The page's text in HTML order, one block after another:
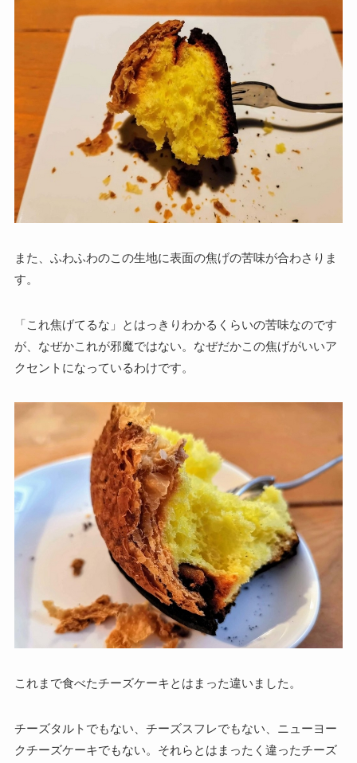
また、ふわふわのこの生地に表面の焦げの苦味が合わさりま
す。
「これ焦げてるな」とはっきりわかるくらいの苦味なのです
が、なぜかこれが邪魔ではない。なぜだかこの焦げがいいア
クセントになっているわけです。
これまで食べたチーズケーキとはまった違いました。
チーズタルトでもない、チーズスフレでもない、ニューヨー
クチーズケーキでもない。それらとはまったく違ったチーズ